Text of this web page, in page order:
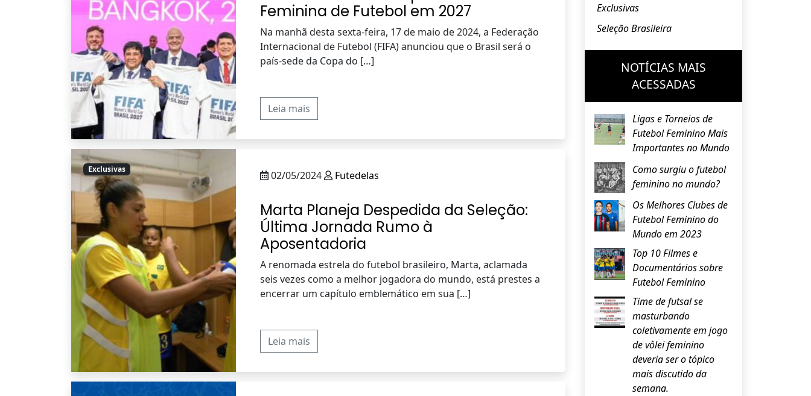
Feminina de Futebol em 2027
Na manhã desta sexta-feira, 17 de maio de 2024, a Federação
Internacional de Futebol (FIFA) anunciou que o Brasil será o
país-sede da Copa do […]
Leia mais
Exclusivas 02/05/2024 Futedelas
Marta Planeja Despedida da Seleção:
Última Jornada Rumo à
Aposentadoria
A renomada estrela do futebol brasileiro, Marta, aclamada
seis vezes como a melhor jogadora do mundo, está prestes a
encerrar um capítulo emblemático em sua […]
Leia mais
Exclusivas
Seleção Brasileira
NOTÍCIAS MAIS
ACESSADAS
Ligas e Torneios de
Futebol Feminino Mais
Importantes no Mundo
Como surgiu o futebol
feminino no mundo?
Os Melhores Clubes de
Futebol Feminino do
Mundo em 2023
Top 10 Filmes e
Documentários sobre
Futebol Feminino
Time de futsal se
masturbando
coletivamente em jogo
de vôlei feminino
deveria ser o tópico
mais discutido da
semana.